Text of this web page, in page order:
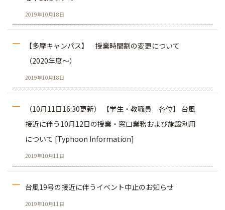
2019年10月18日
【多摩キャンパス】 授業時間割の変更について
（2020年度～）
2019年10月18日
（10月11日16:30更新） 【学生・教職員 各位】 台風
接近に伴う10月12日の授業・窓口業務および施設利用
について [Typhoon Information]
2019年10月11日
台風19号の接近に伴うイベント​中止のお知らせ
2019年10月11日